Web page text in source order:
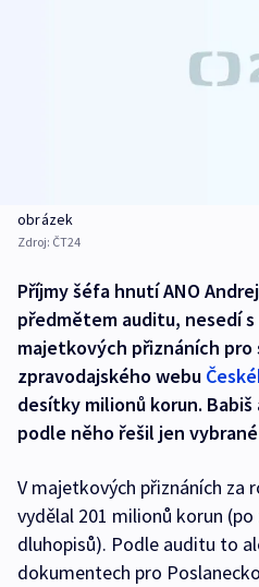
obrázek
Zdroj: ČT24
Příjmy šéfa hnutí ANO
předmětem auditu, nesedí
majetkových přiznáních
zpravodajského webu
desítky milionů korun.
podle něho řešil jen
V majetkových přiznáních za
vydělal 201 milionů korun (po
dluhopisů). Podle auditu to
dokumentech pro